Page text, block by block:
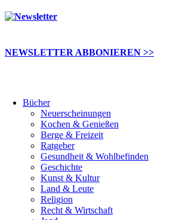
NEWSLETTER ABBONIEREN >>
Bücher
Neuerscheinungen
Kochen & Genießen
Berge & Freizeit
Ratgeber
Gesundheit & Wohlbefinden
Geschichte
Kunst & Kultur
Land & Leute
Religion
Recht & Wirtschaft